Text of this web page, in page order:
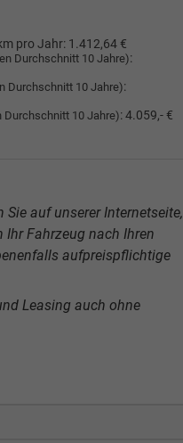
pro Jahr: 1.412,64 €
Durchschnitt 10 Jahre):
Durchschnitt 10 Jahre):
Durchschnitt 10 Jahre):4.059,- €
auf unserer Internetseite,
Fahrzeug nach Ihren
aufpreispflichtige
Leasing auch ohne